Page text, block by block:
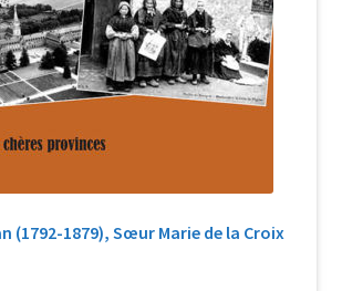
(1792-1879), Sœur Marie de la Croix